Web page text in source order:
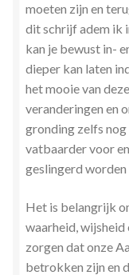
Wie ben ik
Winkel
Winkelwagen
moeten zijn en
dit schrijf adem ik
kan je bewust in-
dieper kan laten
het mooie van
veranderingen en
gronding zelfs
vatbaarder voor
geslingerd
Het is belangrijk
waarheid,
zorgen dat onze
betrokken zijn en